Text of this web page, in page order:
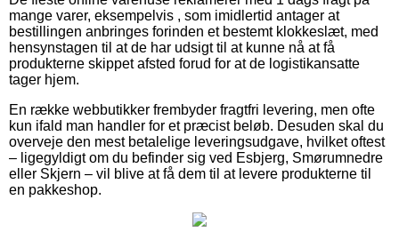
mange varer, eksempelvis , som imidlertid antager at
bestillingen anbringes forinden et bestemt klokkeslæt, med
hensynstagen til at de har udsigt til at kunne nå at få
produkterne skippet afsted forud for at de logistikansatte
tager hjem.
En række webbutikker frembyder fragtfri levering, men ofte
kun ifald man handler for et præcist beløb. Desuden skal du
overveje den mest betalelige leveringsudgave, hvilket oftest
– ligegyldigt om du befinder sig ved Esbjerg, Smørumnedre
eller Skjern – vil blive at få dem til at levere produkterne til
en pakkeshop.